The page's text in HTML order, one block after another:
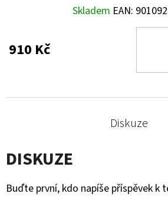
Skladem EAN:
910 Kč
Diskuze
DISKUZE
Buďte první, kdo napíše příspěvek k